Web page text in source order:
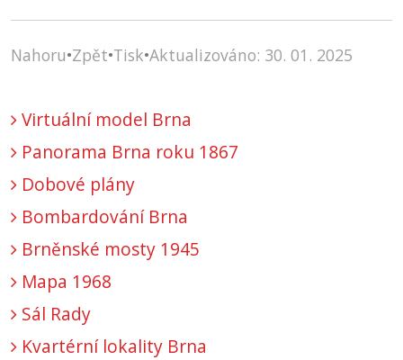
Nahoru•Zpět•Tisk•Aktualizováno: 30. 01. 2025
Virtuální model Brna
Panorama Brna roku 1867
Dobové plány
Bombardování Brna
Brněnské mosty 1945
Mapa 1968
Sál Rady
Kvartérní lokality Brna